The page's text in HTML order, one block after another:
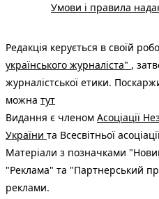
Умови і правила
Редакція керується в своїй
українського журналіста" ,
журналістської етики.
можна тут
Видання є членом Асоціації
України та Всесвітньої
Матеріали з позначками
"Реклама" та "Партнерський
реклами.